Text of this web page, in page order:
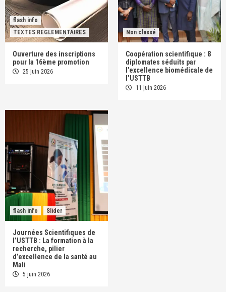
flash info
TEXTES REGLEMENTAIRES
Ouverture des inscriptions
pour la 16ème promotion
25 juin 2026
Non classé
Coopération scientifique : 8
diplomates séduits par
l’excellence biomédicale de
l’USTTB
11 juin 2026
flash info Slider
Journées Scientifiques de
l’USTTB : La formation à la
recherche, pilier
d’excellence de la santé au
Mali
5 juin 2026